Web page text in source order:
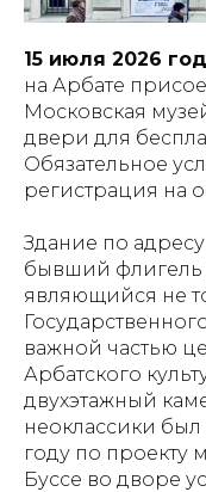
15 июля 2026
на Арбате
Московская
двери для
Обязательное
регистрация на
Здание по адресу
бывший флигель
являющийся не
важной частью
Арбатского
двухэтажный
неоклассики был
году по проекту
Буссе во дворе